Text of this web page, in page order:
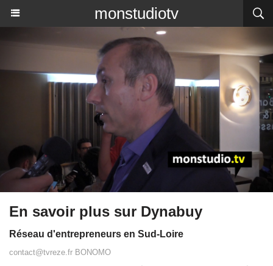
monstudiotv
En savoir plus sur Dynabuy
Réseau d'entrepreneurs en Sud-Loire
contact@tvreze.fr BONOMO